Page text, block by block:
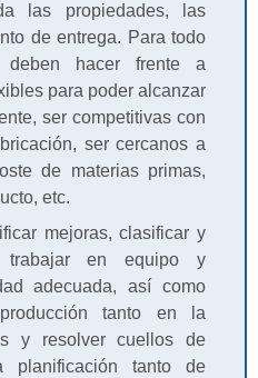
las propiedades, las
de entrega. Para todo
deben hacer frente a
para poder alcanzar
ser competitivas con
ser cercanos a
de materias primas,
etc.
mejoras, clasificar y
trabajar en equipo y
adecuada, así como
tanto en la
y resolver cuellos de
planificación tanto de